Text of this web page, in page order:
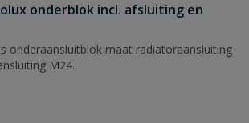
onderblok incl. afsluiting en
onderaansluitblok maat radiatoraansluiting
M24.